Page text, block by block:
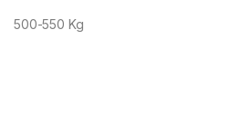
500-550 Kg